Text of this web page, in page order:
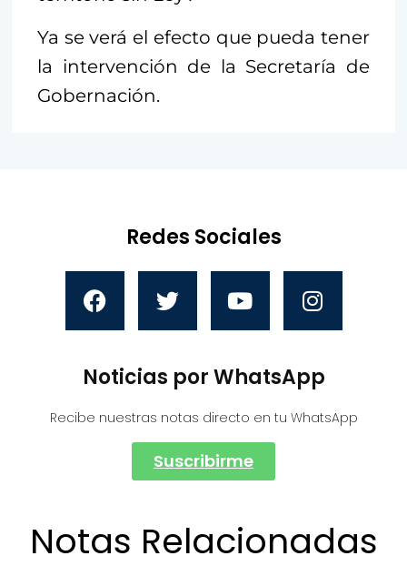
Ya se verá el efecto que pueda tener
la intervención de la Secretaría de
Gobernación.
Redes Sociales
Noticias por WhatsApp
Recibe nuestras notas directo en tu WhatsApp
Suscribirme
Notas Relacionadas